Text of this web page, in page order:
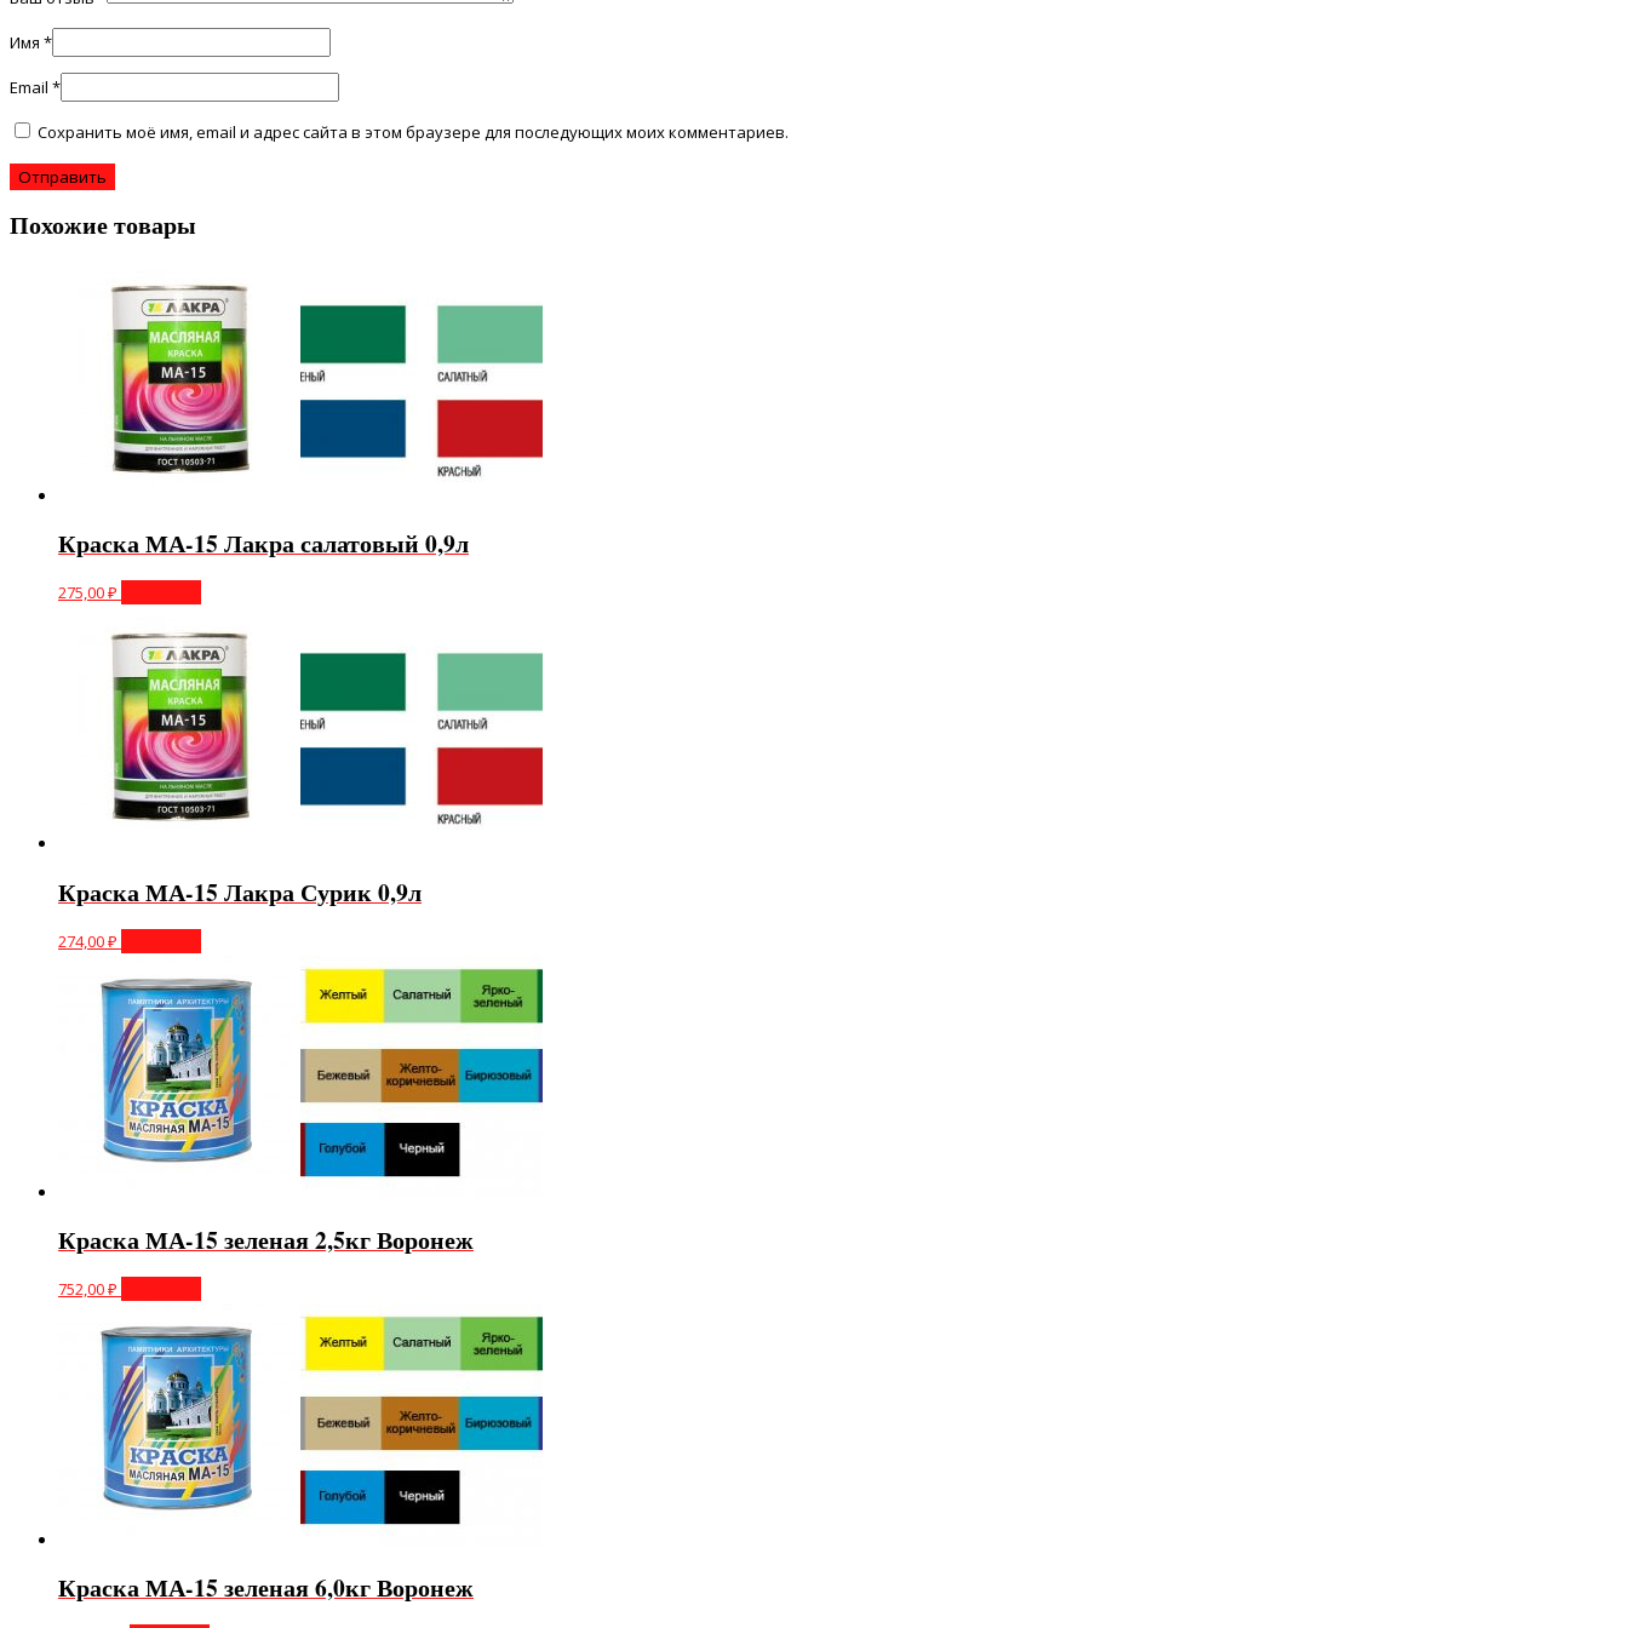
Имя *
Email *
Сохранить моё имя, email и адрес сайта в этом браузере для последующих моих комментариев.
Похожие товары
Краска МА-15 Лакра салатовый 0,9л
275,00₽
Краска МА-15 Лакра Сурик 0,9л
274,00₽
Краска МА-15 зеленая 2,5кг Воронеж
752,00₽
Краска МА-15 зеленая 6,0кг Воронеж